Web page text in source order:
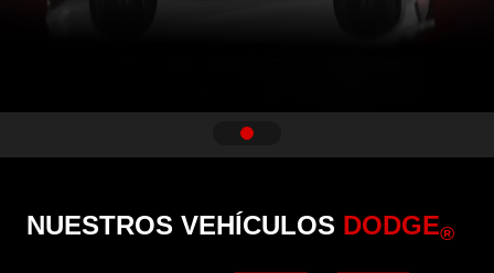
NUESTROS VEHÍCULOS DODGE®